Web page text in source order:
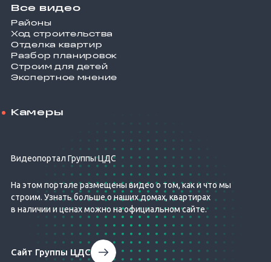
Все видео
Районы
Ход строительства
Отделка квартир
Разбор планировок
Строим для детей
Экспертное мнение
Камеры
Видеопортал Группы ЦДС
На этом портале размещены видео о том, как и что мы
строим. Узнать больше о наших домах, квартирах
в наличии и ценах можно на официальном сайте.
Сайт Группы ЦДС